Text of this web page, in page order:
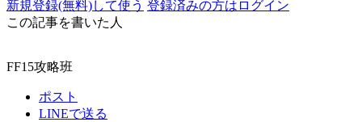
新規登録(無料)して使う 登録済みの方はログイン
この記事を書いた人
FF15攻略班
ポスト
LINEで送る